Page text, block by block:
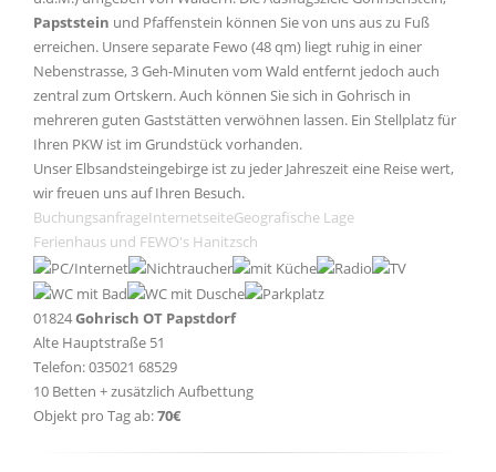
Papststein und Pfaffenstein können Sie von uns aus zu Fuß
erreichen. Unsere separate Fewo (48 qm) liegt ruhig in einer
Nebenstrasse, 3 Geh-Minuten vom Wald entfernt jedoch auch
zentral zum Ortskern. Auch können Sie sich in Gohrisch in
mehreren guten Gaststätten verwöhnen lassen. Ein Stellplatz für
Ihren PKW ist im Grundstück vorhanden.
Unser Elbsandsteingebirge ist zu jeder Jahreszeit eine Reise wert,
wir freuen uns auf Ihren Besuch.
BuchungsanfrageInternetseiteGeografische Lage
Ferienhaus und FEWO's Hanitzsch
01824Gohrisch OT Papstdorf
Alte Hauptstraße 51
Telefon: 035021 68529
10 Betten + zusätzlich Aufbettung
Objekt pro Tag ab:70€